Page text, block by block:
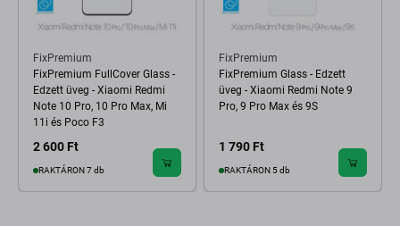
FixPremium
FixPremium FullCover Glass -
Edzett üveg - Xiaomi Redmi
Note 10 Pro, 10 Pro Max, Mi
11i és Poco F3
2 600 Ft
RAKTÁRON 7 db
FixPremium
FixPremium Glass - Edzett
üveg - Xiaomi Redmi Note 9
Pro, 9 Pro Max és 9S
1 790 Ft
RAKTÁRON 5 db